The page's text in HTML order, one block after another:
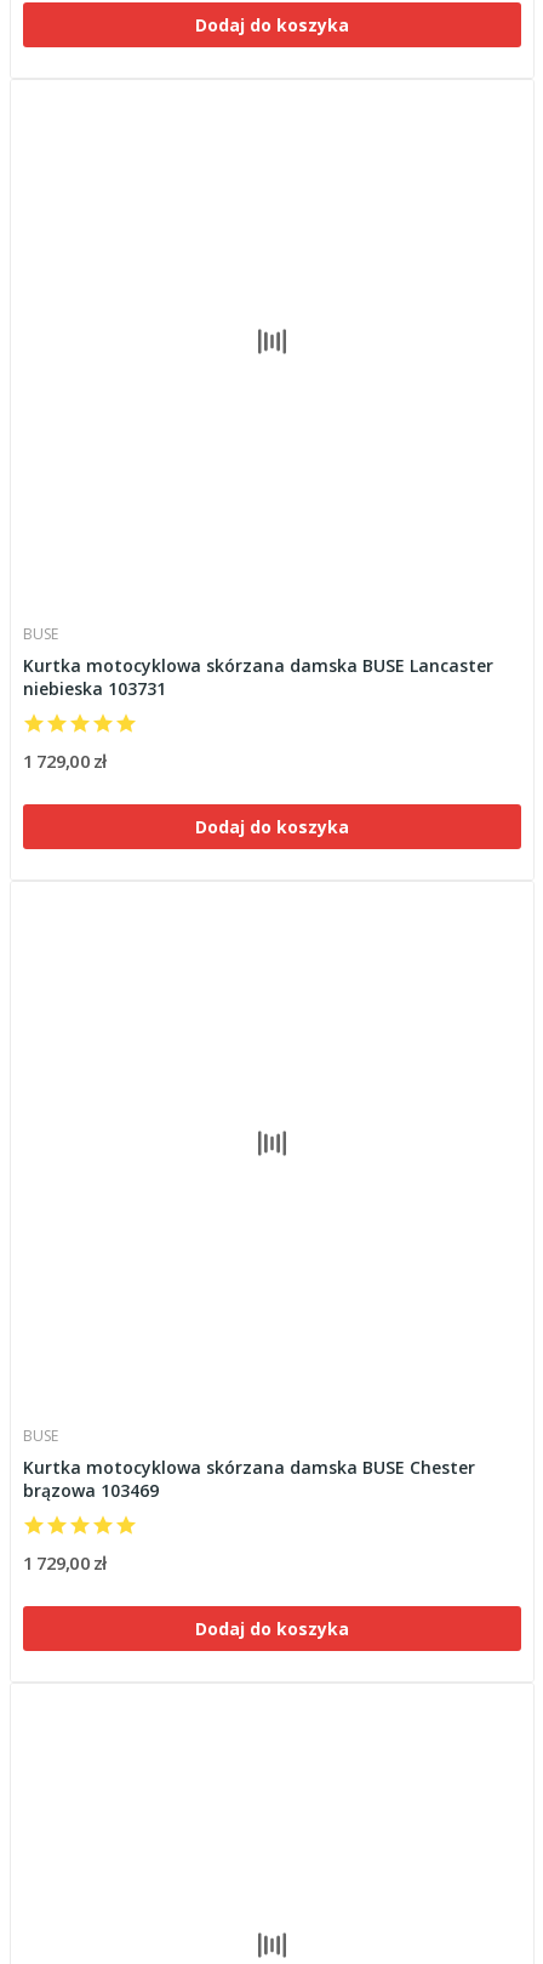
Dodaj do koszyka
BUSE
Kurtka motocyklowa skórzana damska BUSE Lancaster
niebieska 103731
1 729,00 zł
Dodaj do koszyka
BUSE
Kurtka motocyklowa skórzana damska BUSE Chester
brązowa 103469
1 729,00 zł
Dodaj do koszyka